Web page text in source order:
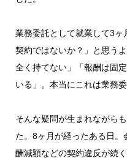
業務委託として就業して3ヶ
契約ではないか？」と思う
全く持てない」「報酬は固
いる」。本当にこれは業務
そんな疑問が生まれながら
た。8ヶ月が経ったある日
酬減額などの契約違反が続